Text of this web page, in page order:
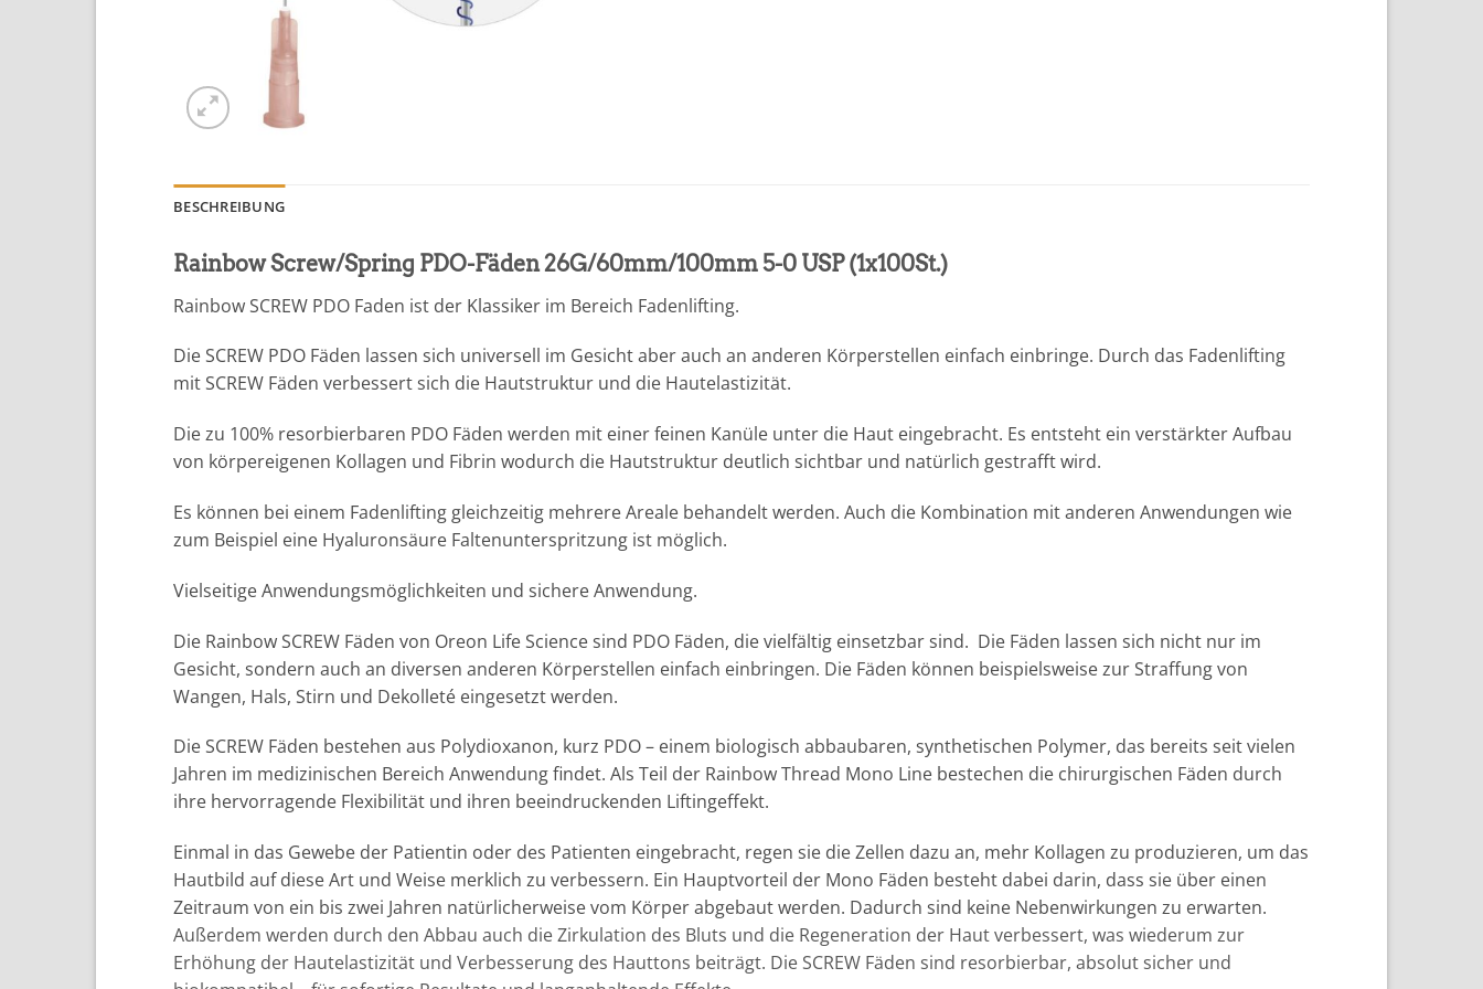
BESCHREIBUNG
Rainbow Screw/Spring PDO-Fäden 26G/60mm/100mm 5-0 USP (1x100St.)
Rainbow SCREW PDO Faden ist der Klassiker im Bereich Fadenlifting.
Die SCREW PDO Fäden lassen sich universell im Gesicht aber auch an anderen Körperstellen einfach einbringe. Durch das Fadenlifting
mit SCREW Fäden verbessert sich die Hautstruktur und die Hautelastizität.
Die zu 100% resorbierbaren PDO Fäden werden mit einer feinen Kanüle unter die Haut eingebracht. Es entsteht ein verstärkter Aufbau
von körpereigenen Kollagen und Fibrin wodurch die Hautstruktur deutlich sichtbar und natürlich gestrafft wird.
Es können bei einem Fadenlifting gleichzeitig mehrere Areale behandelt werden. Auch die Kombination mit anderen Anwendungen wie
zum Beispiel eine Hyaluronsäure Faltenunterspritzung ist möglich.
Vielseitige Anwendungsmöglichkeiten und sichere Anwendung.
Die Rainbow SCREW Fäden von Oreon Life Science sind PDO Fäden, die vielfältig einsetzbar sind. Die Fäden lassen sich nicht nur im
Gesicht, sondern auch an diversen anderen Körperstellen einfach einbringen. Die Fäden können beispielsweise zur Straffung von
Wangen, Hals, Stirn und Dekolleté eingesetzt werden.
Die SCREW Fäden bestehen aus Polydioxanon, kurz PDO– einem biologisch abbaubaren, synthetischen Polymer, das bereits seit vielen
Jahren im medizinischen Bereich Anwendung findet. Als Teil der Rainbow Thread Mono Line bestechen die chirurgischen Fäden durch
ihre hervorragende Flexibilität und ihren beeindruckenden Liftingeffekt.
Einmal in das Gewebe der Patientin oder des Patienten eingebracht, regen sie die Zellen dazu an, mehr Kollagen zu produzieren, um das
Hautbild auf diese Art und Weise merklich zu verbessern. Ein Hauptvorteil der Mono Fäden besteht dabei darin, dass sie über einen
Zeitraum von ein bis zwei Jahren natürlicherweise vom Körper abgebaut werden. Dadurch sind keine Nebenwirkungen zu erwarten.
Außerdem werden durch den Abbau auch die Zirkulation des Bluts und die Regeneration der Haut verbessert, was wiederum zur
Erhöhung der Hautelastizität und Verbesserung des Hauttons beiträgt. Die SCREW Fäden sind resorbierbar, absolut sicher und